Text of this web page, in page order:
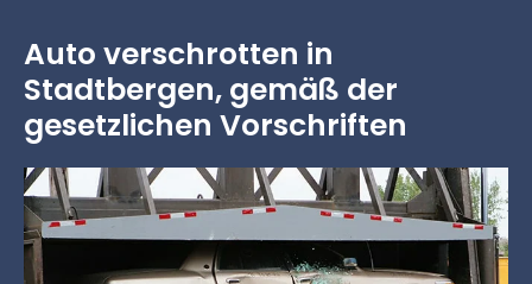
Auto verschrotten in
Stadtbergen, gemäß der
gesetzlichen Vorschriften